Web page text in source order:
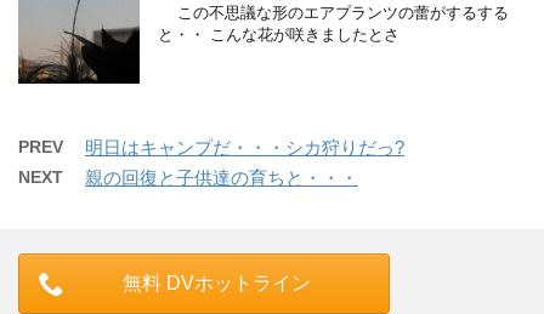
この不思議な形のエアプランツの蕾がするする
と・・ こんな花が咲きましたとさ
PREV 明日はキャンプだ・・・シカ狩りだっ?
NEXT 親の回復と子供達の育ちと・・・
無料 DVホットライン